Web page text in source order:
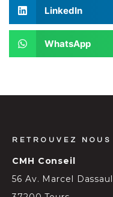
LinkedIn
WhatsApp
RETROUVEZ
CMH Conseil
56 Av. Marcel